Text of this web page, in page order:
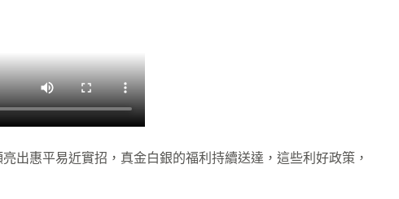
出惠平易近實招，真金白銀的福利持續送達，這些利好政策，